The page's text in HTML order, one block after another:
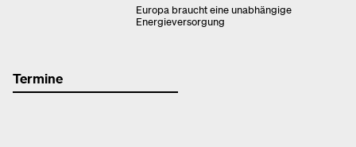
Europa braucht eine unabhängige
Energieversorgung
Termine